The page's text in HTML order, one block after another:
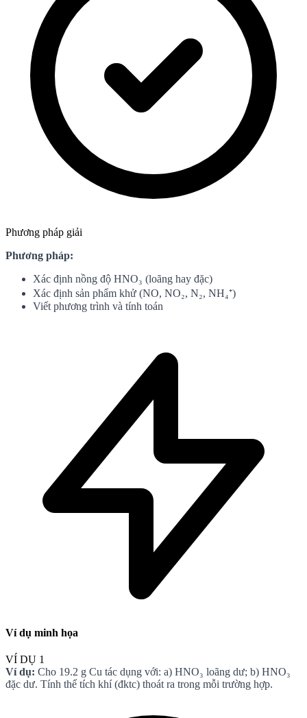
Phương pháp giải
Phương pháp:
Xác định nồng độ HNO₃ (loãng hay đặc)
Xác định sản phẩm khử (NO, NO₂, N₂, NH₄⁺)
Viết phương trình và tính toán
Ví dụ minh họa
VÍ DỤ 1
Ví dụ: Cho 19.2 g Cu tác dụng với: a) HNO₃ loãng dư; b) HNO₃
đặc dư. Tính thể tích khí (đktc) thoát ra trong mỗi trường hợp.